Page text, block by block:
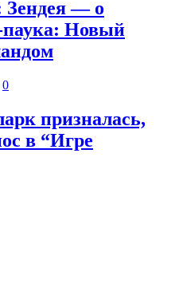
Зендея — о
паука: Новый
0
призналась,
в “Игре